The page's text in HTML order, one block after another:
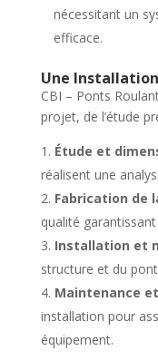
nécessitant un
efficace.
Une
CBI – Ponts
projet, de l’étude
Étude et
réalisent une
Fabrication de
qualité
Installation et
structure et du
Maintenance
installation pour
équipement.